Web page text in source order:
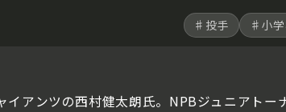
♯投手 ♯小
イアンツの西村健太朗氏。NPBジュニアト